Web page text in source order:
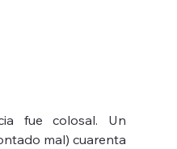
mal) cuarenta